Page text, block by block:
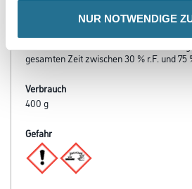
NUR NOTWENDIGE
die Werkstoff-, Untergrund- und
gesamten Zeit zwischen 30 % r.F. und 75
Verbrauch
400 g
Gefahr